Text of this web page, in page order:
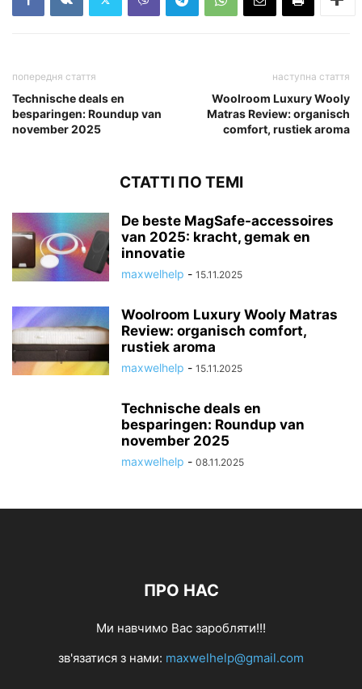
попередня стаття
Technische deals en
besparingen: Roundup van
november 2025
наступна стаття
Woolroom Luxury Wooly
Matras Review: organisch
comfort, rustiek aroma
СТАТТІ ПО ТЕМІ
De beste MagSafe-accessoires
van 2025: kracht, gemak en
innovatie
maxwelhelp - 15.11.2025
Woolroom Luxury Wooly Matras
Review: organisch comfort,
rustiek aroma
maxwelhelp - 15.11.2025
Technische deals en
besparingen: Roundup van
november 2025
maxwelhelp - 08.11.2025
ПРО НАС
Ми навчимо Вас заробляти!!!
зв'язатися з нами: maxwelhelp@gmail.com